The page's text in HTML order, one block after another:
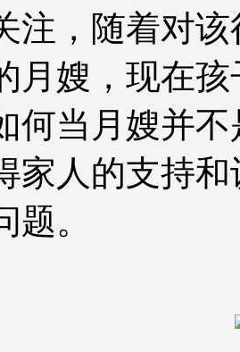
注，随着对
月嫂，现在
何当月嫂并
家人的支持
。